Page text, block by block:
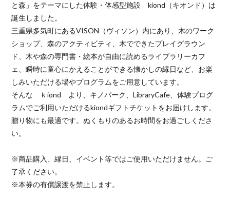
と森」をテーマにした体験・体感型施設 kiond（キオンド）は
誕生しました。
三重県多気町にあるVISON（ヴィソン）内にあり、木のワーク
ショップ、森のアクティビティ、木でできたプレイグラウン
ド、木や森の専門書・絵本が自由に読めるライブラリーカフ
ェ、瞬時に童心にかえることができる懐かしの縁日など、お楽
しみいただける場やプログラムをご用意しています。
そんな ｋiond より、キノパーク、LibraryCafe、体験プログ
ラムでご利用いただけるkiondギフトチケットをお届けします。
贈り物にも最適です。ぬくもりのあるお時間をお過ごしくださ
い。
※商品購入、縁日、イベント等ではご使用いただけません。ご
了承ください。
※本券の有償譲渡を禁止します。